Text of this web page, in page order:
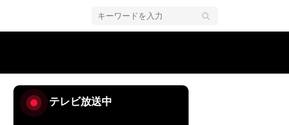
テレビ放送中